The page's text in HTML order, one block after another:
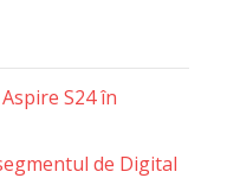
S24 în
de Digital